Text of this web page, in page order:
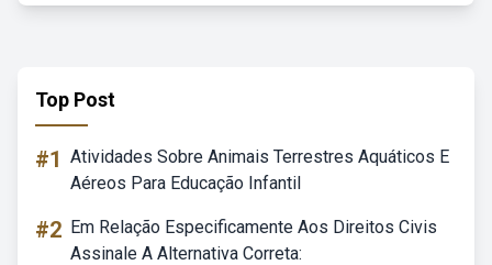
Top Post
#1 Atividades Sobre Animais Terrestres Aquáticos E
Aéreos Para Educação Infantil
#2 Em Relação Especificamente Aos Direitos Civis
Assinale A Alternativa Correta: